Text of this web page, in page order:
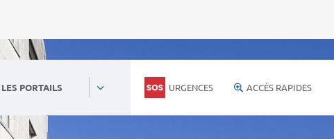
PORTAILS URGENCES ACCÈS RAPIDES